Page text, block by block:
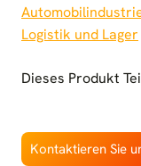
Logistik und Lager
Dieses Produkt
Kontaktieren Sie